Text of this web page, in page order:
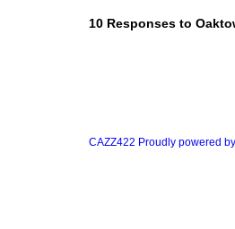
10 Responses to
CAZZ422 Proudly powered